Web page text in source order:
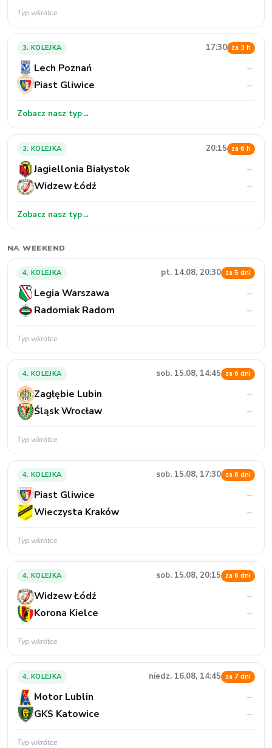
Typ wkrótce
3. KOLEJKA 17:30 za 3 h
Lech Poznań
–
Piast Gliwice
–
Zobacz nasz typ→
3. KOLEJKA 20:15 za 6 h
Jagiellonia Białystok
–
Widzew Łódź
–
Zobacz nasz typ→
NA WEEKEND
4. KOLEJKA pt. 14.08, 20:30 za 5 dni
Legia Warszawa
–
Radomiak Radom
–
Typ wkrótce
4. KOLEJKA sob. 15.08, 14:45 za 6 dni
Zagłębie Lubin
–
Śląsk Wrocław
–
Typ wkrótce
4. KOLEJKA sob. 15.08, 17:30 za 6 dni
Piast Gliwice
–
Wieczysta Kraków
–
Typ wkrótce
4. KOLEJKA sob. 15.08, 20:15 za 6 dni
Widzew Łódź
–
Korona Kielce
–
Typ wkrótce
4. KOLEJKA niedz. 16.08, 14:45 za 7 dni
Motor Lublin
–
GKS Katowice
–
Typ wkrótce